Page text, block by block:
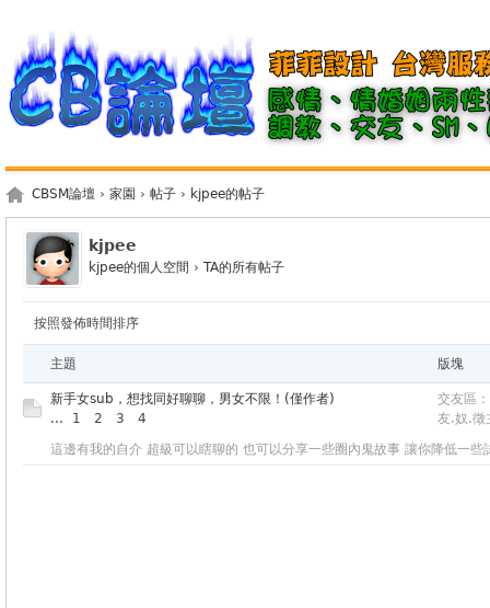
CBSM論壇 › 家園 › 帖子 › kjpee的帖子
kjpee
kjpee的個人空間 › TA的所有帖子
按照發佈時間排序
主題 版塊
新手女sub，想找同好聊聊，男女不限！(僅作者)
...
1 2 3 4
交友區
友.奴.徵
這邊有我的自介 超級可以瞎聊的 也可以分享一些圈內鬼故事 讓你降低一